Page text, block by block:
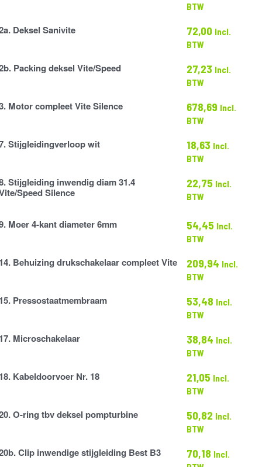
BTW
Deksel Sanivite 72,00 Incl.
BTW
Packing deksel Vite/Speed 27,23 Incl.
BTW
Motor compleet Vite Silence 678,69 Incl.
BTW
Stijgleidingverloop wit 18,63 Incl.
BTW
Stijgleiding inwendig diam 31.4
Speed Silence
22,75 Incl.
BTW
Moer 4-kant diameter 6mm 54,45 Incl.
BTW
14. Behuizing drukschakelaar compleet Vite 209,94 Incl.
BTW
15. Pressostaatmembraam 53,48 Incl.
BTW
17. Microschakelaar 38,84 Incl.
BTW
18. Kabeldoorvoer Nr. 18 21,05 Incl.
BTW
O-ring tbv deksel pompturbine 50,82 Incl.
BTW
Clip inwendige stijgleiding Best B3 70,18 Incl.